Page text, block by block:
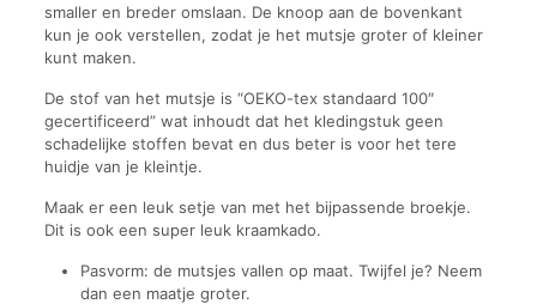
smaller en breder omslaan. De knoop aan de bovenkant
kun je ook verstellen, zodat je het mutsje groter of kleiner
kunt maken.
De stof van het mutsje is “OEKO-tex standaard 100″
gecertificeerd” wat inhoudt dat het kledingstuk geen
schadelijke stoffen bevat en dus beter is voor het tere
huidje van je kleintje.
Maak er een leuk setje van met het bijpassende broekje.
Dit is ook een super leuk kraamkado.
Pasvorm: de mutsjes vallen op maat. Twijfel je? Neem
dan een maatje groter.